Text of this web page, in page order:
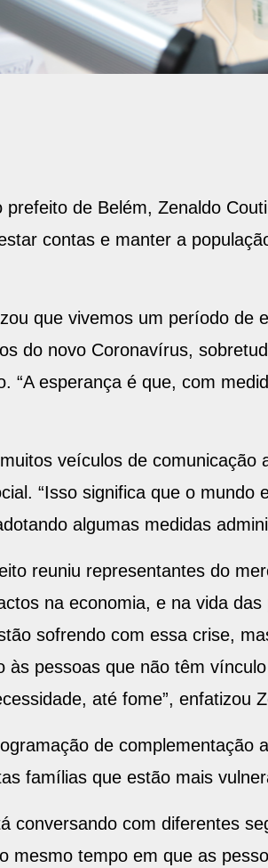
de Belém, Zenaldo
contas e manter a
que vivemos um período de
do novo Coronavírus,
“A esperança é que, com
veículos de
“Isso significa que o
algumas medidas
reuniu representantes do
na economia, e na vida
sofrendo com essa crise,
às pessoas que não têm
até fome”, enfatizou
de complementação
famílias que estão mais
conversando com diferentes
mesmo tempo em que as